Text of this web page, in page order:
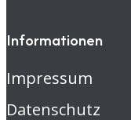
Informationen
Impressum
Datenschutz